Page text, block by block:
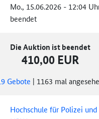
Mo., 15.06.2026 - 12:04
beendet
Die Auktion ist beendet
410,00 EUR
Gebote | 1163 mal
Hochschule für Polizei